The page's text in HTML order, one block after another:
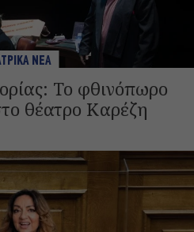
ΝΕΑ
Το φθινόπωρο
θέατρο Καρέζη